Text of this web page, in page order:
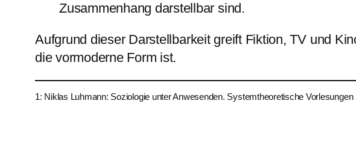
Zusammenhang darstellbar sind.
Aufgrund dieser Darstellbarkeit greift Fiktion, TV und
die vormoderne Form ist.
1: Niklas Luhmann: Soziologie unter Anwesenden. Systemtheoretische